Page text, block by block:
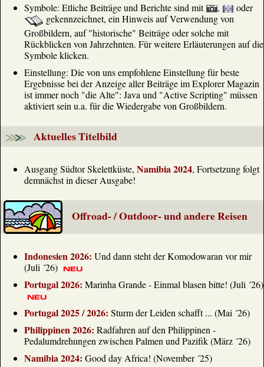
auch die hier nachfolgenden ARD-Meldungen), dem
sei die ständig aktuelle Zusammenstellung von Infos
empfohlen, die ebenfalls anderweitig nicht oder nur
schwer zu finden sind: Im Kopp-Report
NEWSTICKER
Sprengstoff-Drohne in Leipzig/Halle: Ein
Angriff "fremder Mächte" - oder Russlands?
Die Bundesregierung bezeichnet den Drohnen-
Vorfall als Angriff "fremder Mächte". Eine
Verteidigungsexperten sehen Hinweise auf eine
www.tagesschau.de
Livestream: Die Nachrichten auf tagesschau24
Interviews: Verfolgen Sie das Programm des ARD-
Nachrichtenkanals tagesschau24 hier.
www.tagesschau.de
russischen Luftangriffen auf Kiew
Susanne Petersohn, ARD Kiew, zu den russischen
Luftangriffen auf Kiew
Natalie Amiri, ARD Tel Aviv, zzt. Wien, zu
Natalie Amiri, ARD Tel Aviv, zzt. Wien, zu Selenskyjs
Besuch in Serbien
www.tagesschau.de
Symbole: Etliche Beiträge und Berichte sind mit
,
oder
gekennzeichnet, ein Hinweis auf Verwendung von
Großbildern, auf "historische" Beiträge oder solche mit
Rückblicken von Jahrzehnten. Für weitere Erläuterungen auf die
Symbole klicken.
Einstellung: Die von uns empfohlene Einstellung für beste
Ergebnisse bei der Anzeige aller Beiträge im Explorer Magazin
ist immer noch "die Alte": Java und "Active Scripting" müssen
aktiviert sein u.a. für die Wiedergabe von Großbildern.
Aktuelles Titelbild
Ausgang Südtor Skelettküste, Namibia 2024, Fortsetzung folgt
demnächst in dieser Ausgabe!
Offroad- / Outdoor- und andere Reisen
Indonesien 2026: Und dann steht der Komodowaran vor mir
(Juli ´26)
Portugal 2026: Marinha Grande - Einmal blasen bitte! (Juli ´26)
Portugal 2025 / 2026: Sturm der Leiden schafft ... (Mai ´26)
Philippinen 2026: Radfahren auf den Philippinen -
Pedalumdrehungen zwischen Palmen und Pazifik (März ´26)
Namibia 2024: Good day Africa! (November ´25)